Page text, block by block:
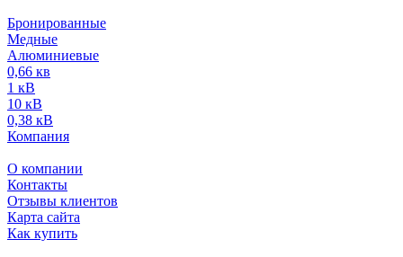
Бронированные
Медные
Алюминиевые
0,66 кв
1 кВ
10 кВ
0,38 кВ
Компания
О компании
Контакты
Отзывы клиентов
Карта сайта
Как купить